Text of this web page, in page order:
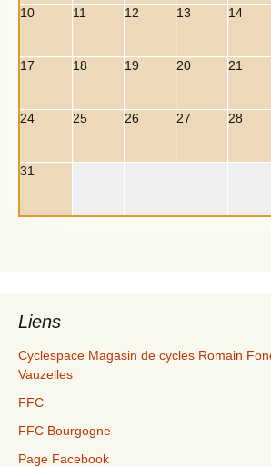
10 11 12 13 14
17 18 19 20 21
24 25 26 27 28
31
Liens
Cyclespace Magasin de cycles Romain
Vauzelles
FFC
FFC Bourgogne
Page Facebook